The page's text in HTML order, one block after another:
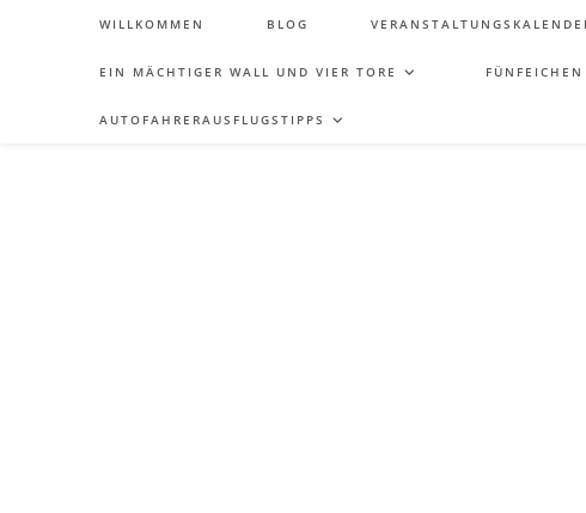
WILLKOMMEN BLOG
EIN MÄCHTIGER WALL UND VIER TORE FÜNFEICHEN
AUTOFAHRERAUSFLUGSTIPPS